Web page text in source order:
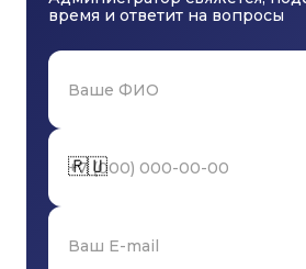
время и ответит на вопросы
🇷🇺